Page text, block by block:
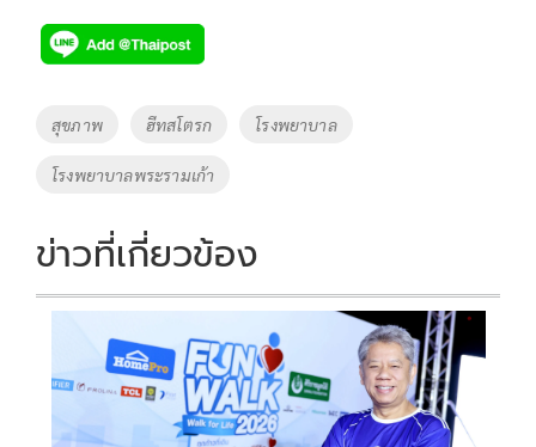
e
b
o
k
tt
er
p
y
Li
k
Tags
สุขภาพ ฮีทสโตรก โรงพยาบาล
โรงพยาบาลพระรามเก้า
ข่าวที่เกี่ยวข้อง